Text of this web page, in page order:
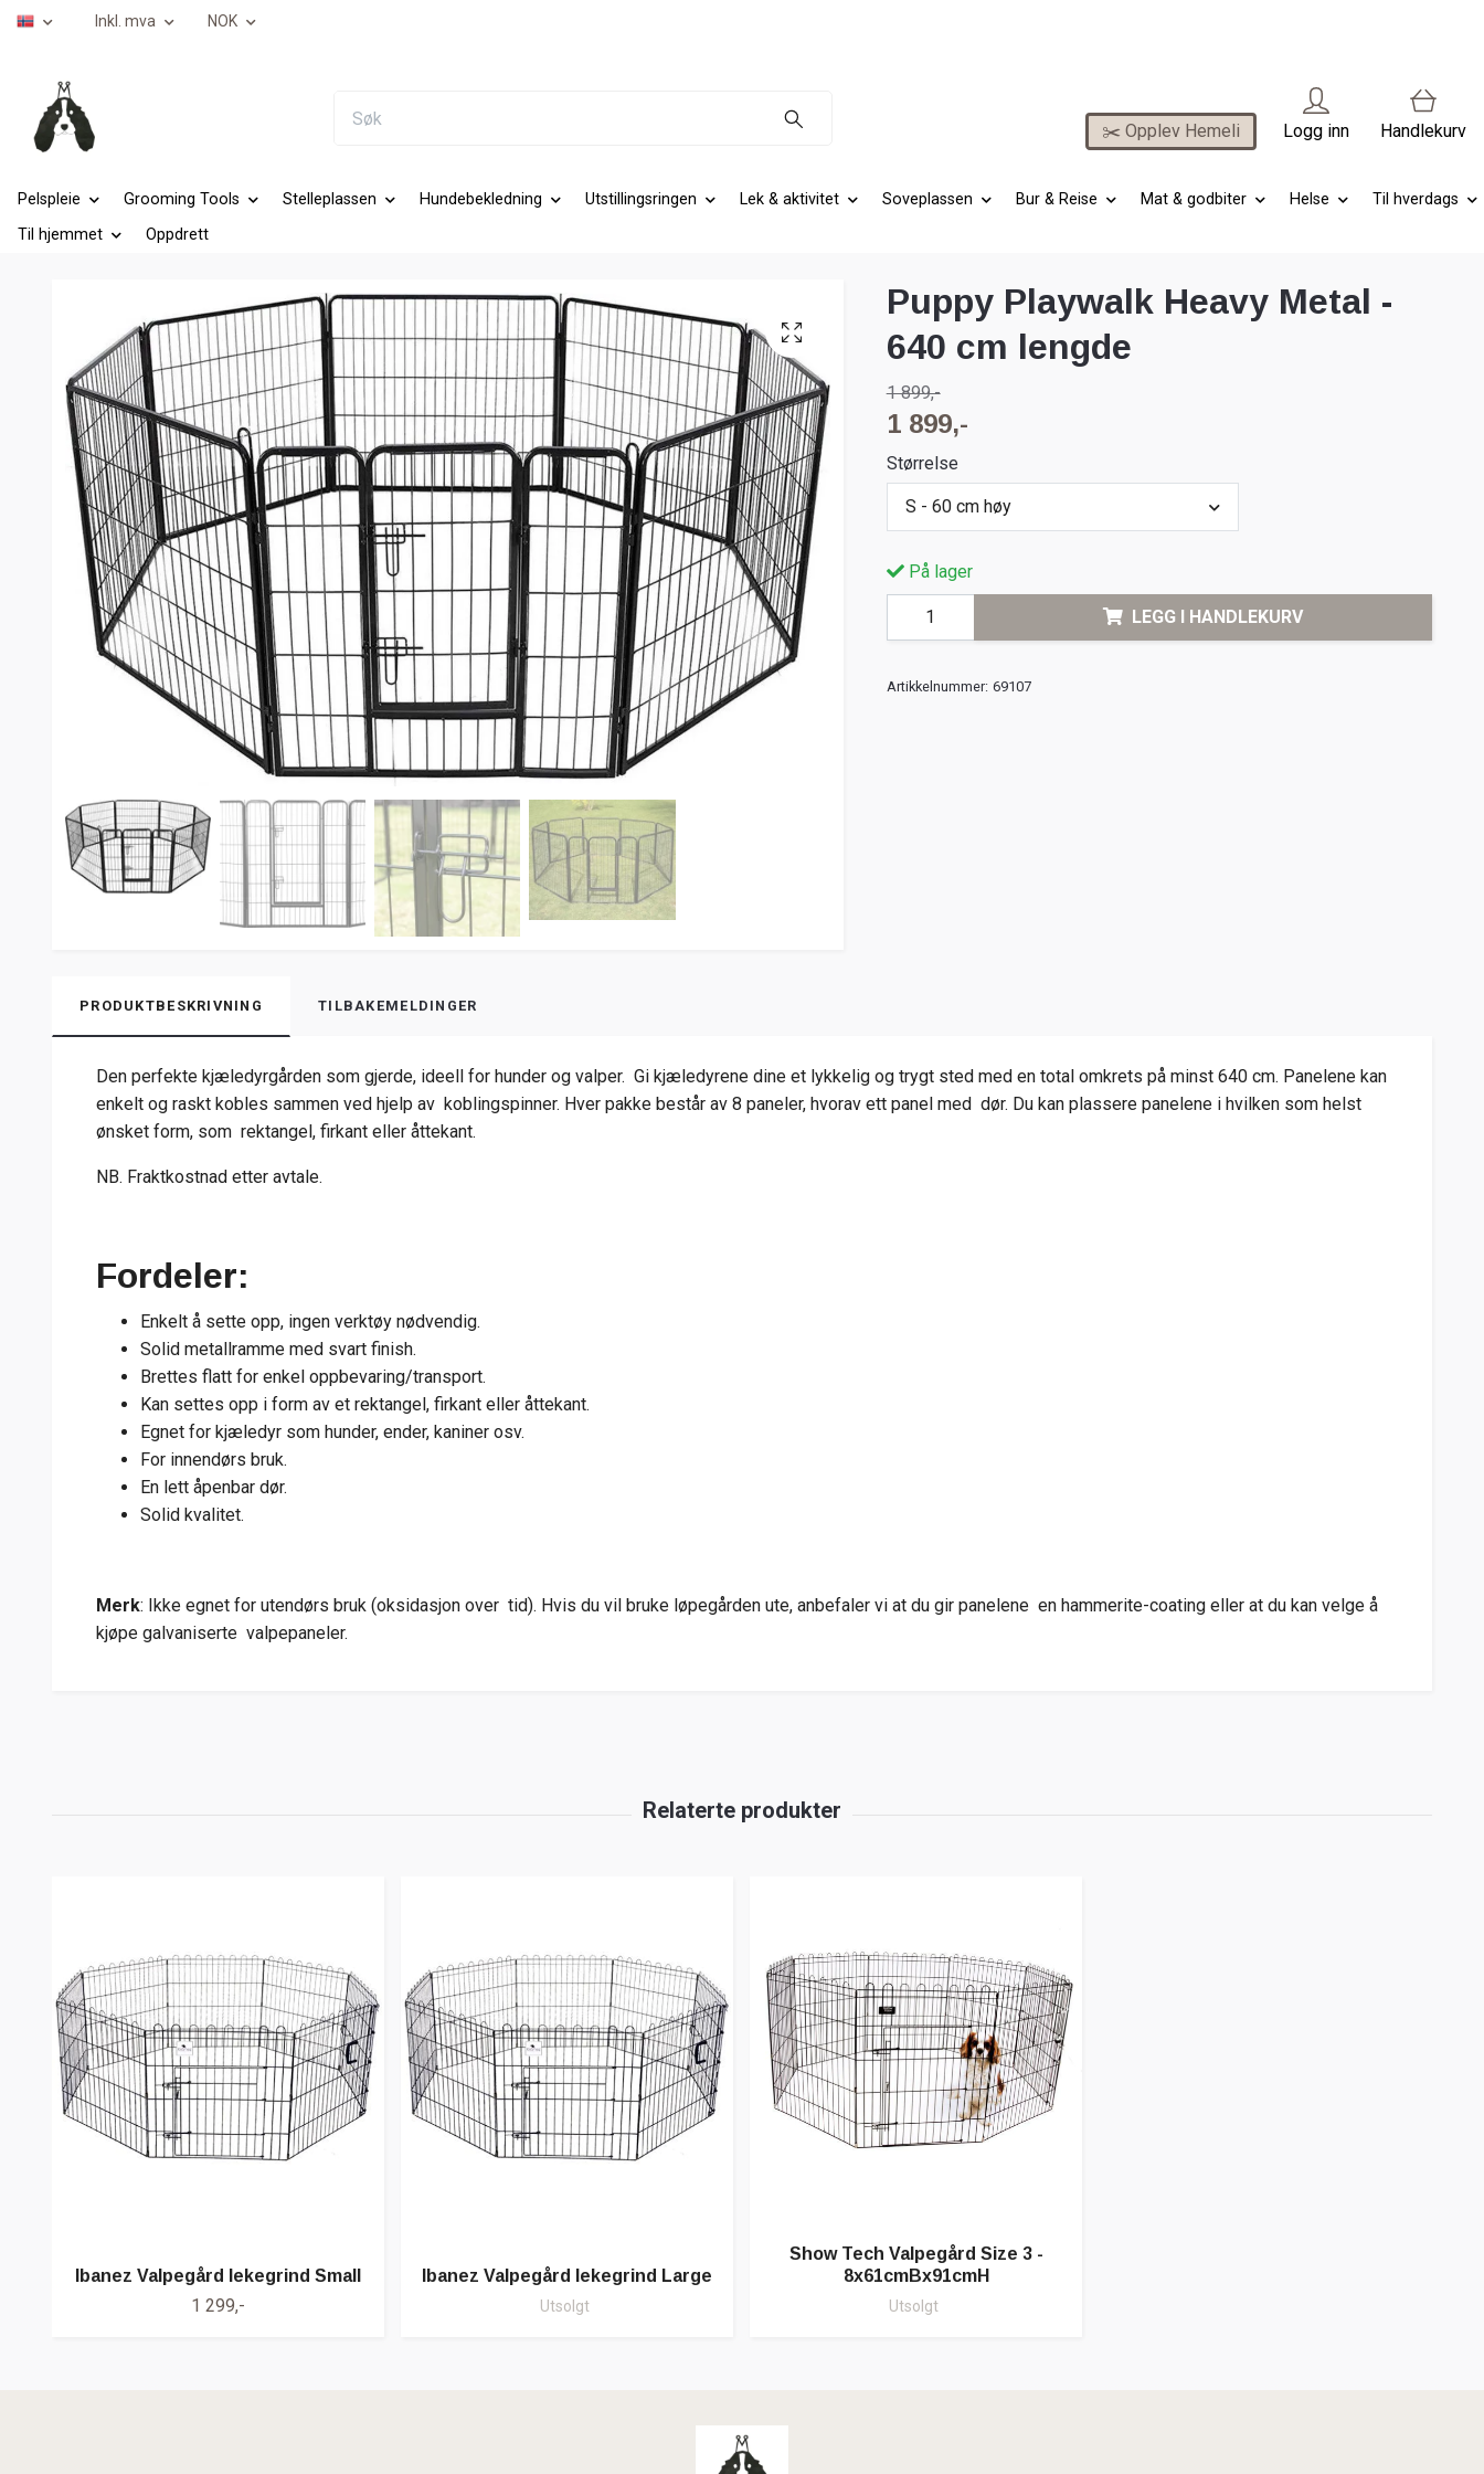
Inkl. mva NOK
✂️ Opplev Hemeli Logg inn Handlekurv
Pelspleie Grooming Tools Stelleplassen Hundebekledning Utstillingsringen Lek & aktivitet Soveplassen Bur & Reise Mat & godbiter Helse
Til hverdags
Til hjemmet
Oppdrett
Puppy Playwalk Heavy Metal -
640 cm lengde
1 899,-
1 899,-
Størrelse
S - 60 cm høy
På lager
LEGG I HANDLEKURV
Artikkelnummer: 69107
PRODUKTBESKRIVNING TILBAKEMELDINGER
Den perfekte kjæledyrgården som gjerde, ideell for hunder og valper. Gi kjæledyrene dine et lykkelig og trygt sted med en total omkrets på minst 640 cm. Panelene kan
enkelt og raskt kobles sammen ved hjelp av koblingspinner. Hver pakke består av 8 paneler, hvorav ett panel med dør. Du kan plassere panelene i hvilken som helst
ønsket form, som rektangel, firkant eller åttekant.
NB. Fraktkostnad etter avtale.
Fordeler:
Enkelt å sette opp, ingen verktøy nødvendig.
Solid metallramme med svart finish.
Brettes flatt for enkel oppbevaring/transport.
Kan settes opp i form av et rektangel, firkant eller åttekant.
Egnet for kjæledyr som hunder, ender, kaniner osv.
For innendørs bruk.
En lett åpenbar dør.
Solid kvalitet.
Merk: Ikke egnet for utendørs bruk (oksidasjon over tid). Hvis du vil bruke løpegården ute, anbefaler vi at du gir panelene en hammerite-coating eller at du kan velge å
kjøpe galvaniserte valpepaneler.
Ibanez Valpegård lekegrind Small
1 299,-
Ibanez Valpegård lekegrind Large
Utsolgt
Show Tech Valpegård Size 3 -
8x61cmBx91cmH
Utsolgt